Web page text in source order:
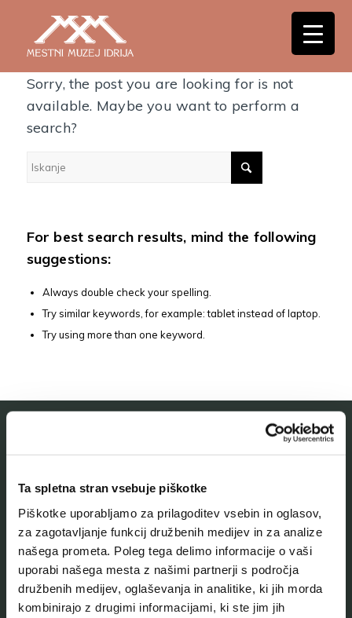
Ta spletna stran vsebuje piškotke
Piškotke uporabljamo za prilagoditev vsebin in oglasov,
za zagotavljanje funkcij družbenih medijev in za analize
našega prometa. Poleg tega delimo informacije o vaši
uporabi našega mesta z našimi partnerji s področja
družbenih medijev, oglaševanja in analitike, ki jih morda
kombinirajo z drugimi informacijami, ki ste jim jih
Nothing Found
Sorry, the post you are looking for is not
available. Maybe you want to perform a
search?
For best search results, mind the following
suggestions:
Always double check your spelling.
Try similar keywords, for example: tablet instead of laptop.
Try using more than one keyword.
O muzeju
Naše zbirke
Aktualno
Kontakt